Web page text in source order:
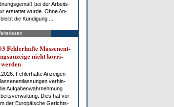
bei der Ar­beits­
er­stat­tet wur­de. Oh­ne An­
die Kün­di­gung ...
Feh­ler­haf­te Mas­sen­ent­
nicht kor­ri­
Feh­ler­haf­te An­zei­gen
ver­hin­
Auf­ga­ben­wahr­neh­mung
Dies hat vor
der Eu­ro­päi­sche Ge­richts­